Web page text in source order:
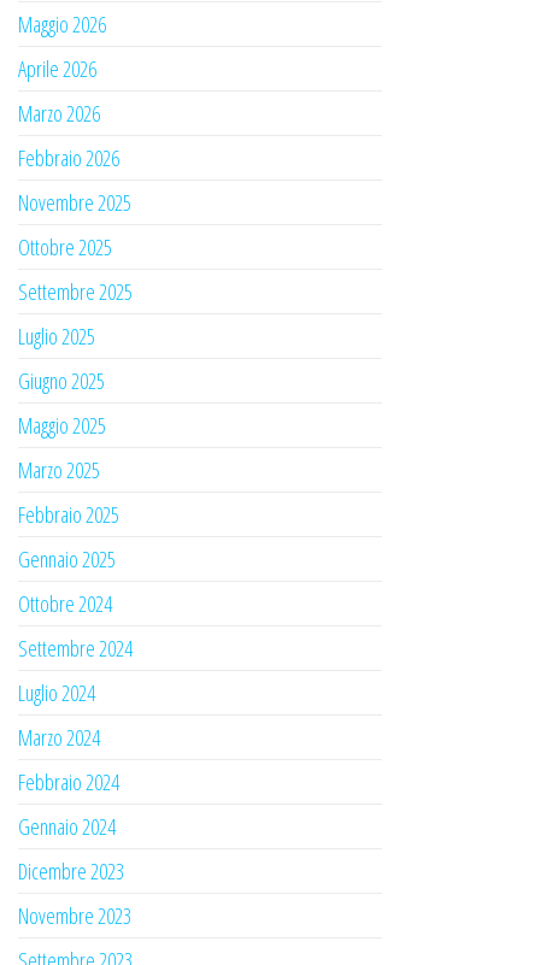
Maggio 2026
Aprile 2026
Marzo 2026
Febbraio 2026
Novembre 2025
Ottobre 2025
Settembre 2025
Luglio 2025
Giugno 2025
Maggio 2025
Marzo 2025
Febbraio 2025
Gennaio 2025
Ottobre 2024
Settembre 2024
Luglio 2024
Marzo 2024
Febbraio 2024
Gennaio 2024
Dicembre 2023
Novembre 2023